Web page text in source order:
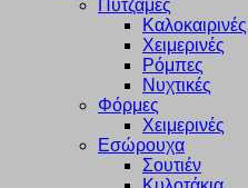
Πυτζάμες
Καλοκαιρινές
Χειμερινές
Ρόμπες
Νυχτικές
Φόρμες
Χειμερινές
Εσώρουχα
Σουτιέν